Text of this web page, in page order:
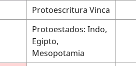
Protoescritura Vinca
Protoestados: Indo,
Egipto,
Mesopotamia